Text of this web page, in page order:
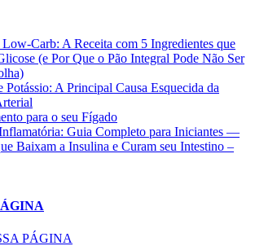
Low-Carb: A Receita com 5 Ingredientes que
(e Por Que o Pão Integral Pode Não Ser
Potássio: A Principal Causa Esquecida da
para o seu Fígado
Guia Completo para Iniciantes —
Baixam a Insulina e Curam seu Intestino –
PÁGINA